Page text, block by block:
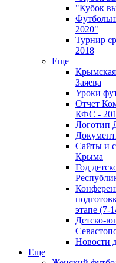
"Кубок
2020"
Турнир
2018
Еще
Заяева
Уроки
Отчет
КФС -
Сайты и
Крыма
Год
этапе (7-
Детско-
Новости
Еще